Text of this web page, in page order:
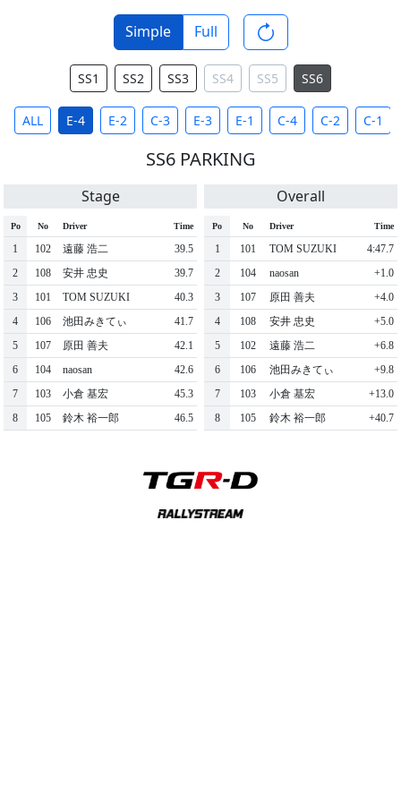
Simple Full
SS1 SS2 SS3 SS4 SS5 SS6
ALL E-4 E-2 C-3 E-3 E-1 C-4 C-2 C-1
SS6 PARKING
Stage
Po No Driver Time
1 102 遠藤 浩二
39.5
2
108 安井 忠史
39.7
3
101 TOM SUZUKI
40.3
4
106 池田みきてぃ
41.7
5
107 原田 善夫
42.1
6
104 naosan
42.6
7
103 小倉 基宏
45.3
8
105 鈴木 裕一郎 46.5
Overall
Po No Driver Time
1 101 TOM SUZUKI
4:47.7
2
104 naosan
+1.0
3
107 原田 善夫
+4.0
4
108 安井 忠史
+5.0
5
102 遠藤 浩二
+6.8
6
106 池田みきてぃ
+9.8
7
103 小倉 基宏
+13.0
8
105 鈴木 裕一郎 +40.7